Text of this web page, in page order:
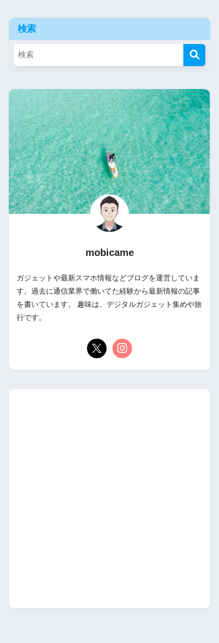
検索
mobicame
ガジェットや最新スマホ情報などブログを運営していま
す。過去に通信業界で働いてた経験から最新情報の記事
を書いています。 趣味は、デジタルガジェット集めや旅
行です。